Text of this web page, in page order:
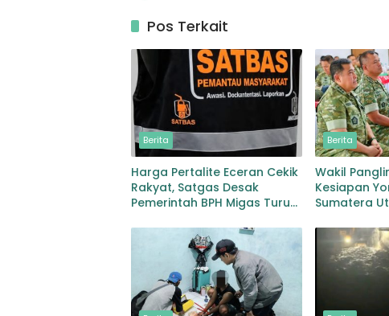
Pos Terkait
Berita
Harga Pertalite Eceran Cekik
Rakyat, Satgas Desak
Pemerintah BPH Migas Turun
Berita
Wakil
Kesiapan
Sumatera